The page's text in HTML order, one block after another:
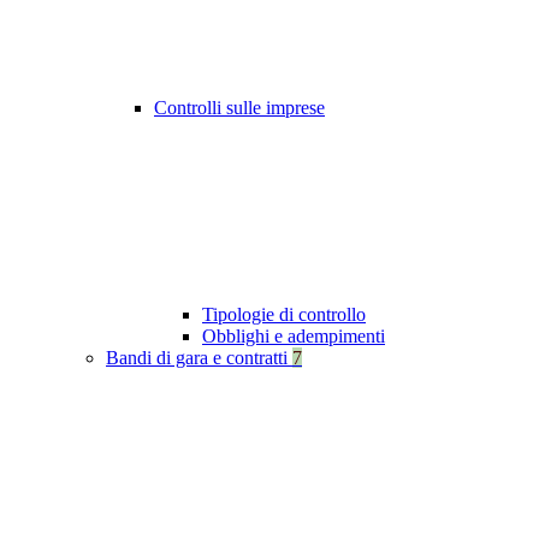
Controlli sulle imprese
Tipologie di controllo
Obblighi e adempimenti
Bandi di gara e contratti 7